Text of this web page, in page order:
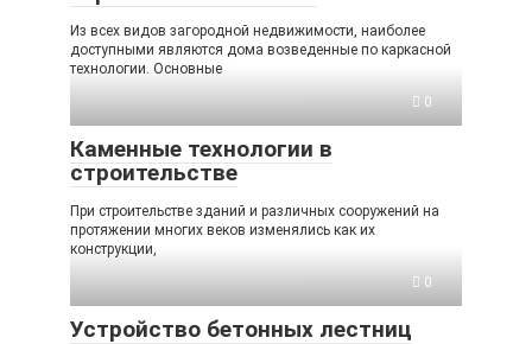
Из всех видов загородной недвижимости, наиболее
доступными являются дома возведенные по каркасной
технологии. Основные
0
Каменные технологии в
строительстве
При строительстве зданий и различных сооружений на
протяжении многих веков изменялись как их
конструкции,
0
Устройство бетонных лестниц